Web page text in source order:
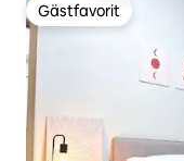
Gästfavorit
Gästfavorit